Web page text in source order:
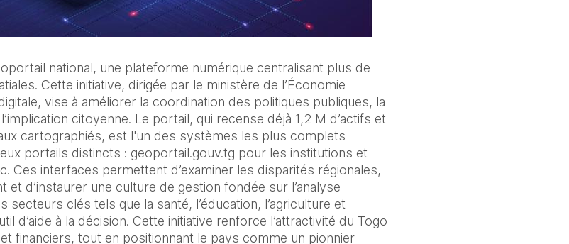
national, une plateforme numérique centralisant plus de
Cette initiative, dirigée par le ministère de l’Économie
vise à améliorer la coordination des politiques publiques, la
citoyenne. Le portail, qui recense déjà 1,2 M d’actifs et
cartographiés, est l'un des systèmes les plus complets
portails distincts : geoportail.gouv.tg pour les institutions et
Ces interfaces permettent d’examiner les disparités régionales,
et d’instaurer une culture de gestion fondée sur l’analyse
clés tels que la santé, l’éducation, l’agriculture et
d’aide à la décision. Cette initiative renforce l’attractivité du Togo
financiers, tout en positionnant le pays comme un pionnier